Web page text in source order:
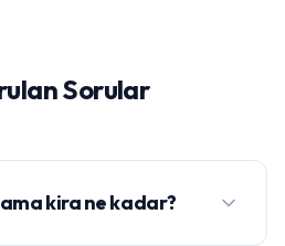
Sorular
kira ne kadar?